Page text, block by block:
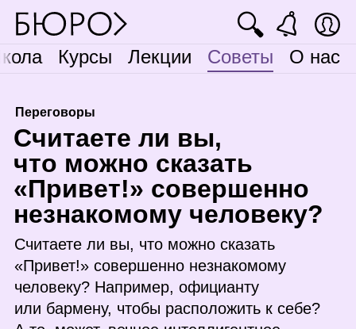
Курсы Лекции Советы О нас
🔍
Переговоры
Считаете ли вы,
что можно сказать
«Привет!» совершенно
незнакомому человеку?
Считаете ли вы, что можно сказать
«Привет!» совершенно незнакомому
человеку? Например, официанту
или бармену, чтобы расположить к себе?